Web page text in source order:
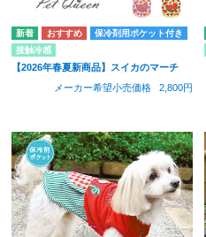
保冷剤用ポケット付き
接触冷感
【2026年春夏新商品】スイカのマーチ
メーカー希望小売価格
2,800円